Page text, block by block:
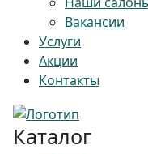
Вакансии
Услуги
Акции
Контакты
Каталог